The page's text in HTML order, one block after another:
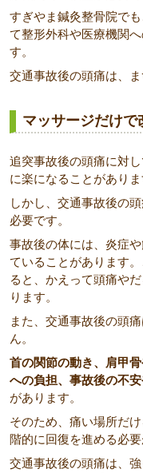
すぎやま鍼灸整骨院で
て整形外科や医療機関
す。
交通事故後の頭痛は、
マッサージだけで
追突事故後の頭痛に対
に楽になることがありま
しかし、交通事故後の
必要です。
事故後の体には、炎症
ていることがあります
ると、かえって頭痛や
ります。
また、交通事故後の頭
ん。
首の関節の動き、肩甲
への負担、事故後の不
があります。
そのため、痛い場所だ
階的に回復を進める必要
交通事故後の頭痛は、